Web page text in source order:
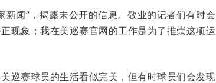
闻”，揭露未公开的信息。敬业的记者们有时会
现象；我在美巡赛官网的工作是为了推崇这项运
巡赛球员的生活看似完美，但有时球员们会发现